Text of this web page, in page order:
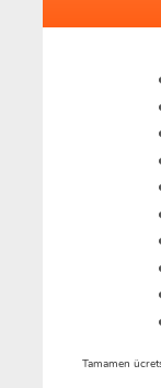
Tamamen